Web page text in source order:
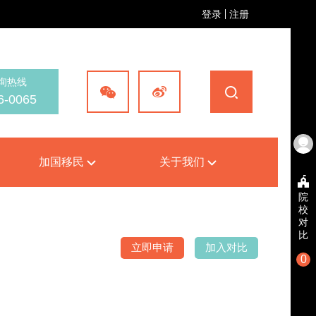
注册
登录
热线
0065
加国移民 关于我们
加入对比
立即申请
院
校
对
比
0